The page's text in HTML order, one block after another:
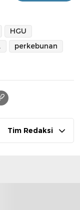
HGU
perkebunan
Tim Redaksi